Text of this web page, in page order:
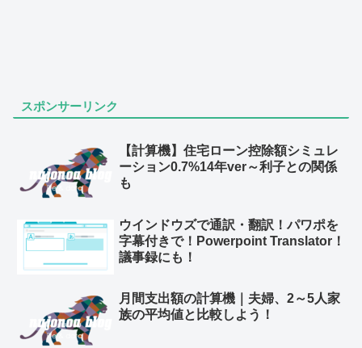
スポンサーリンク
【計算機】住宅ローン控除額シミュレ
ーション0.7%14年ver～利子との関係
も
ウインドウズで通訳・翻訳！パワポを
字幕付きで！Powerpoint Translator！
議事録にも！
月間支出額の計算機｜夫婦、2～5人家
族の平均値と比較しよう！